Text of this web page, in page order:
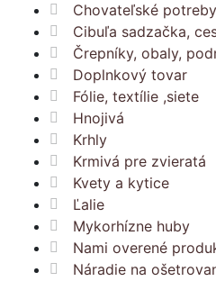
Chovateľské potreby
Cibuľa sadzačka,
Črepníky, obaly,
Doplnkový tovar
Fólie, textílie ,siete
Hnojivá
Krhly
Krmivá pre zvieratá
Kvety a kytice
Ľalie
Mykorhízne huby
Nami overené
Náradie na